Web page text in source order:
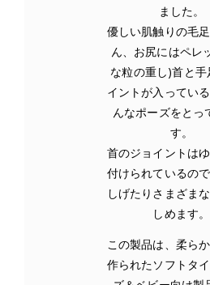
ました。
優しい肌触りの毛
ん、お尻にはペレ
な粒の重し)首と手
イントが入ってい
んなポーズをとっ
す。
首のジョイントは
付けられているの
しげたりさまざま
しめます。
この製品は、柔ら
作られたソフトタ